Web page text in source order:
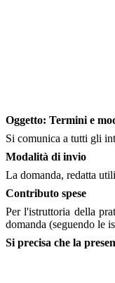
Oggetto: Termini e
Si comunica a tutti gli
Modalità di invio
La domanda, redatta
Contributo spese
Per l'istruttoria della
domanda (seguendo le
Si precisa che la